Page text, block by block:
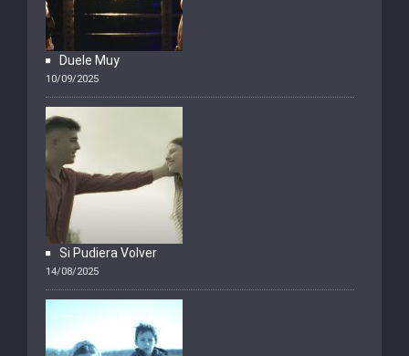
Duele Muy
10/09/2025
Si Pudiera Volver
14/08/2025